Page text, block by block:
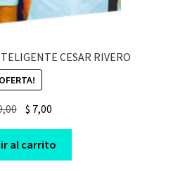
CESAR RIVERO
Original
was:
$ 149,00.
$ 7,00
is:
$ 7,00.
al carrito